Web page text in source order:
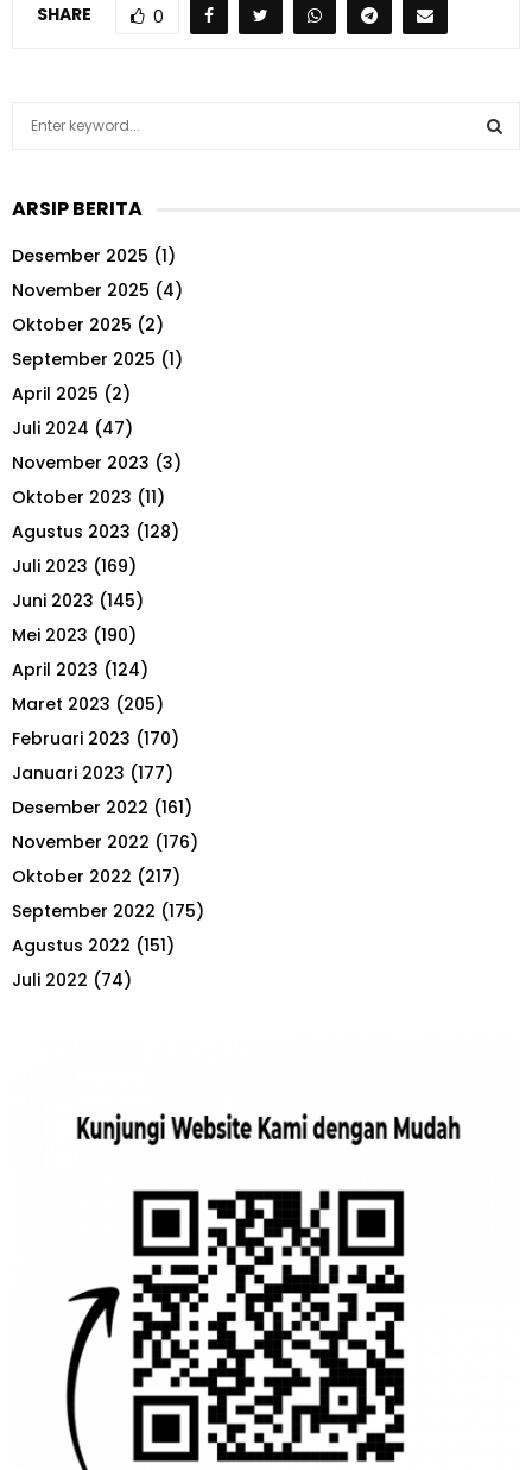
SHARE 0
c
f
o
r
ARSIP BERITA
Desember 2025 (1)
November 2025 (4)
Oktober 2025 (2)
September 2025 (1)
April 2025 (2)
Juli 2024 (47)
November 2023 (3)
Oktober 2023 (11)
Agustus 2023 (128)
Juli 2023 (169)
Juni 2023 (145)
Mei 2023 (190)
April 2023 (124)
Maret 2023 (205)
Februari 2023 (170)
Januari 2023 (177)
Desember 2022 (161)
November 2022 (176)
Oktober 2022 (217)
September 2022 (175)
Agustus 2022 (151)
Juli 2022 (74)